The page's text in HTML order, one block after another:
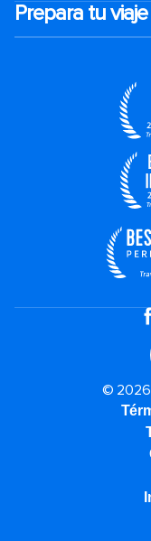
Prepara tu viaje
© 2026